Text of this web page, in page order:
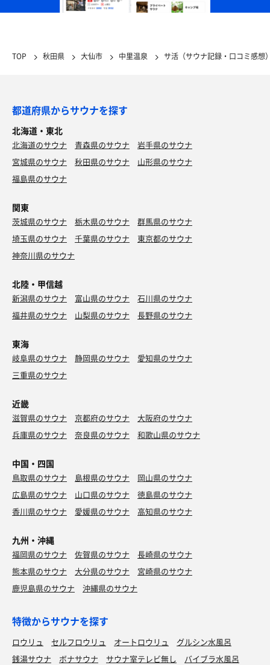
TOP 秋田県 大仙市 中里温泉 サ活（サウナ記録・口コミ感想
都道府県からサウナを探す
北海道・東北
北海道のサウナ 青森県のサウナ
岩手県のサウナ
宮城県のサウナ
秋田県のサウナ
山形県のサウナ
福島県のサウナ
関東
茨城県のサウナ 栃木県のサウナ
群馬県のサウナ
埼玉県のサウナ
千葉県のサウナ
東京都のサウナ
神奈川県のサウナ
北陸・甲信越
新潟県のサウナ 富山県のサウナ
石川県のサウナ
福井県のサウナ
山梨県のサウナ 長野県のサウナ
東海
岐阜県のサウナ 静岡県のサウナ
愛知県のサウナ
三重県のサウナ
近畿
滋賀県のサウナ 京都府のサウナ
大阪府のサウナ
兵庫県のサウナ
奈良県のサウナ 和歌山県のサウナ
中国・四国
鳥取県のサウナ 島根県のサウナ
岡山県のサウナ
広島県のサウナ
山口県のサウナ
徳島県のサウナ
香川県のサウナ
愛媛県のサウナ 高知県のサウナ
九州・沖縄
福岡県のサウナ 佐賀県のサウナ
長崎県のサウナ
熊本県のサウナ
大分県のサウナ
宮崎県のサウナ
鹿児島県のサウナ
沖縄県のサウナ
特徴からサウナを探す
ロウリュ セルフロウリュ オートロウリュ
グルシン水風呂
銭湯サウナ
ボナサウナ サウナ室テレビ無し
バイブラ水風呂